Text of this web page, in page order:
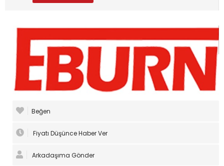
Beğen
Fiyatı Düşünce Haber Ver
Arkadaşıma Gönder